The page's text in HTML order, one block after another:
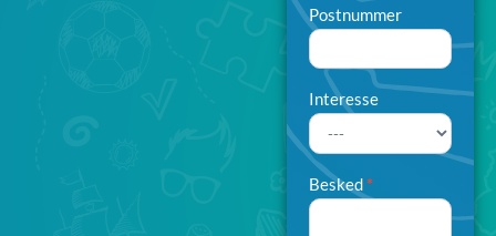
Postnummer
Interesse
Interesse
Besked*